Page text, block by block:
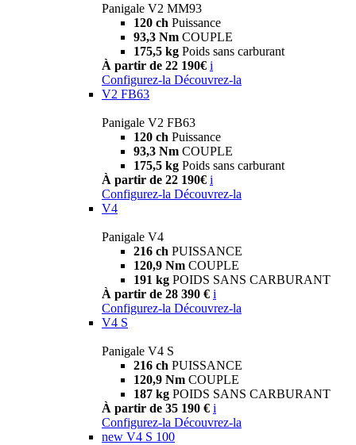
Panigale V2 MM93
120 ch Puissance
93,3 Nm COUPLE
175,5 kg Poids sans carburant
À partir de 22 190€ i
Configurez-la Découvrez-la
V2 FB63
Panigale V2 FB63
120 ch Puissance
93,3 Nm COUPLE
175,5 kg Poids sans carburant
À partir de 22 190€ i
Configurez-la Découvrez-la
V4
Panigale V4
216 ch PUISSANCE
120,9 Nm COUPLE
191 kg POIDS SANS CARBURANT
À partir de 28 390 € i
Configurez-la Découvrez-la
V4 S
Panigale V4 S
216 ch PUISSANCE
120,9 Nm COUPLE
187 kg POIDS SANS CARBURANT
À partir de 35 190 € i
Configurez-la Découvrez-la
new V4 S 100